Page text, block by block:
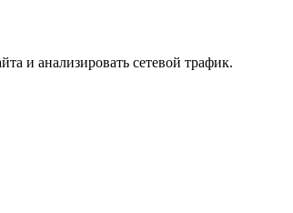
и анализировать сетевой трафик.